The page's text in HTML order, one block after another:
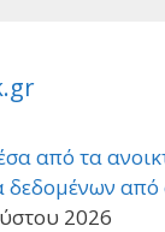
από τα
δεδομένων από
2026